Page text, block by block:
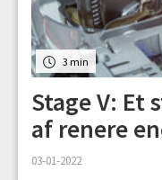
3 min
Stage V:
af renere
03-01-2022